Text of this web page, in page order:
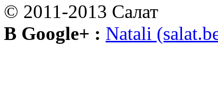
© 2011-2013 Салат
В Google+ : Natali